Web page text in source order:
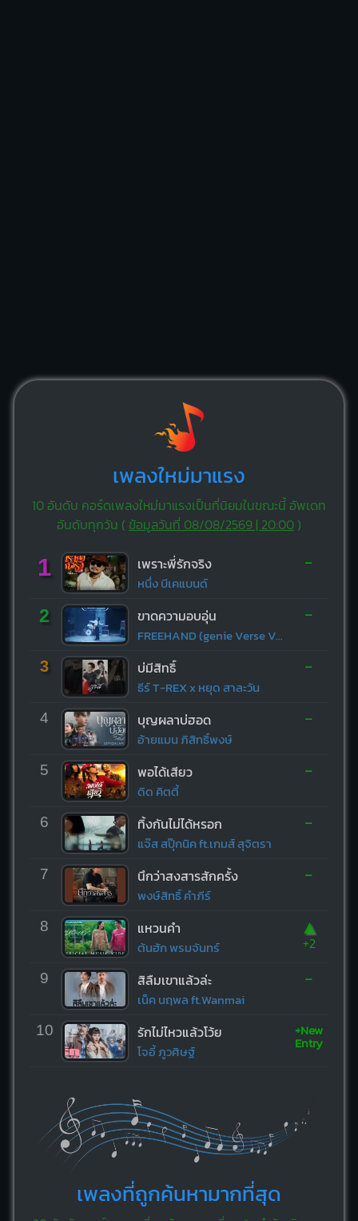
เพลงใหม่มาแรง
10 อันดับ คอร์ดเพลงใหม่มาแรงเป็นที่นิยมในขณะนี้ อัพเดท
อันดับทุกวัน ( ข้อมูลวันที่ 08/08/2569 | 20:00)
1 เพราะพี่รักจริง
หนึ่ง บีเคแบนด์
-
2 ขาดความอบอุ่น
FREEHAND (genie Verse Vol.1)
-
3 บ่มีสิทธิ์
ธีร์ T-REX x หยุด สาละวัน
-
4 บุญผลาบ่ฮอด
อ้ายแมน ภิสิทธิ์พงษ์
-
5 พอได้เสียว
ดิด คิตตี้
-
6 ทิ้งกันไม่ได้หรอก
แจ๊ส สปุ๊กนิค ft.เกมส์ สุจิตรา
-
7 นึกว่าสงสารสักครั้ง
พงษ์สิทธิ์ คำภีร์
-
8 แหวนคำ
ต้นฮัก พรมจันทร์
▲
+2
9 สิลืมเขาแล้วล่ะ
เน็ค นฤพล ft.Wanmai
-
10 รักไม่ไหวแล้วโว้ย
โจอี้ ภูวศิษฐ์
+New
Entry
เพลงที่ถูกค้นหามากที่สุด